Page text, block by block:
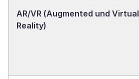
AR/VR (Augmented und Virtual
Reality)